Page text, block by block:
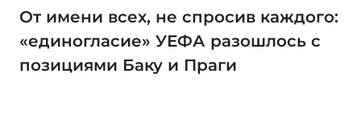
От имени всех, не спросив каждого:
«единогласие» УЕФА разошлось с
позициями Баку и Праги